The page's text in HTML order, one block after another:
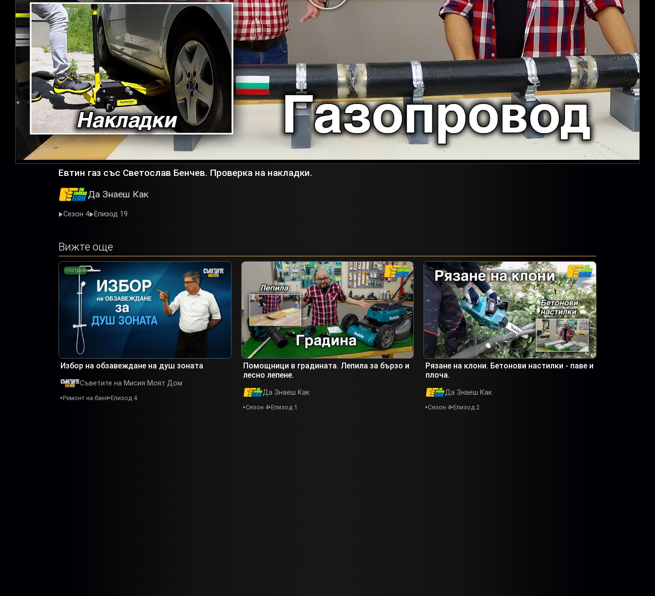
Евтин газ със Светослав Бенчев. Проверка на накладки.
Да Знаеш Как
Сезон 4 Епизод 19
Вижте още
платено
Избор на обзавеждане на душ зоната
Съветите на Мисия Моят Дом
Ремонт на баня Епизод 4
Помощници в градината. Лепила за бързо и
лесно лепене.
Да Знаеш Как
Сезон 4 Епизод 1
Рязане на клони. Бетонови настилки - паве и
плоча.
Да Знаеш Как
Сезон 4 Епизод 2